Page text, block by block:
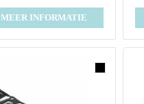
MEER INFORMATIE